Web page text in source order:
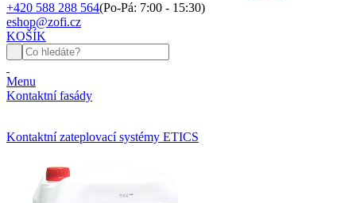
+420 588 288 564(Po-Pá: 7:00 - 15:30)
eshop@zofi.cz
KOŠÍK
Menu
Kontaktní fasády
Kontaktní zateplovací systémy ETICS